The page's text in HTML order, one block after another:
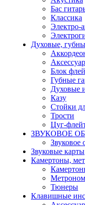
Бас
Классика
Электро-
Духовые,
Блок
Губные
Духовые
Казу
Стойки
Трости
Цуг-
ЗВУКОВОЕ
Звуковое
Звуковые карты
Камертоны,
Тюнеры
Клавишные